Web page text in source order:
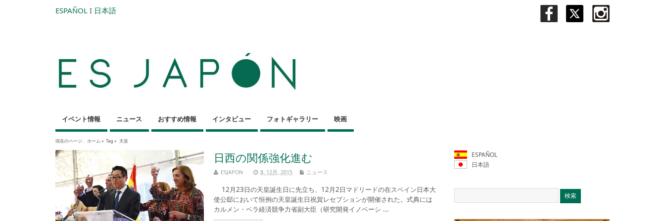
ESPAÑOL I 日本語
イベント情報 ニュース おすすめ情報 インタビュー フォトギャラリー 映画
現在のページ : ホーム » Tag » 天皇
日西の関係強化進む
ESJAPON 8, 12月, 2015 ニュース
12月23日の天皇誕生日に先立ち、12月2日マドリードの在スペイン日本大
使公邸において恒例の天皇誕生日祝賀レセプションが開催された。式典には
カルメン・ベラ経済競争力省副大臣（研究開発イノベーシ ...
ESPAÑOL
日本語